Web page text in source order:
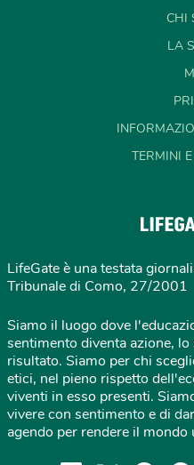
CHI
LA
TERMINI
LifeGate è una testata
Tribunale di Como, 27/2001
Siamo il luogo dove
sentimento diventa azione,
risultato. Siamo per chi
etici, nel pieno rispetto
viventi in esso presenti.
vivere con sentimento e di
agendo per rendere il